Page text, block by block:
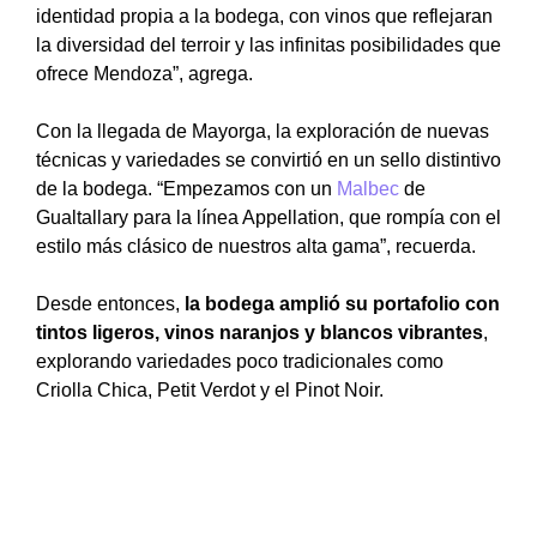
identidad propia a la bodega, con vinos que reflejaran
la diversidad del terroir y las infinitas posibilidades que
ofrece Mendoza”, agrega.
Con la llegada de Mayorga, la exploración de nuevas
técnicas y variedades se convirtió en un sello distintivo
de la bodega. “Empezamos con un Malbec de
Gualtallary para la línea Appellation, que rompía con el
estilo más clásico de nuestros alta gama”, recuerda.
Desde entonces, la bodega amplió su portafolio con
tintos ligeros, vinos naranjos y blancos vibrantes,
explorando variedades poco tradicionales como
Criolla Chica, Petit Verdot y el Pinot Noir.